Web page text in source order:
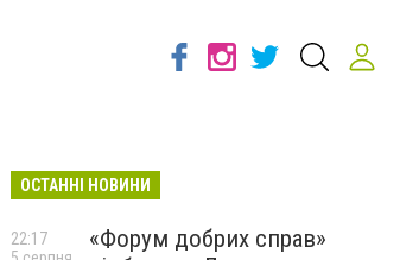
ОСТАННІ НОВИНИ
«Форум добрих справ»
22:17